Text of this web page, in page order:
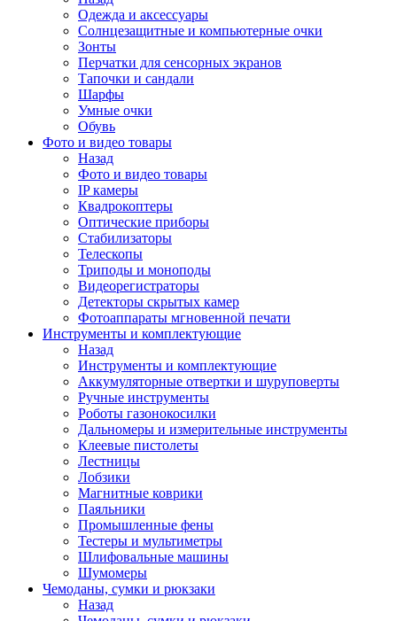
Одежда и аксессуары
Солнцезащитные и компьютерные очки
Зонты
Перчатки для сенсорных экранов
Тапочки и сандали
Шарфы
Умные очки
Обувь
Фото и видео товары
Назад
Фото и видео товары
IP камеры
Квадрокоптеры
Оптические приборы
Стабилизаторы
Телескопы
Триподы и моноподы
Видеорегистраторы
Детекторы скрытых камер
Фотоаппараты мгновенной печати
Инструменты и комплектующие
Назад
Инструменты и комплектующие
Аккумуляторные отвертки и шуруповерты
Ручные инструменты
Роботы газонокосилки
Дальномеры и измерительные инструменты
Клеевые пистолеты
Лестницы
Лобзики
Магнитные коврики
Паяльники
Промышленные фены
Тестеры и мультиметры
Шлифовальные машины
Шумомеры
Чемоданы, сумки и рюкзаки
Назад